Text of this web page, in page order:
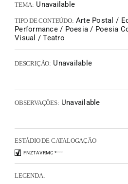
TEMA: Unavailable
TIPO DE CONTEÚDO: Arte Postal /
Performance / Poesia / Poesia
Visual / Teatro
DESCRIÇÃO: Unavailable
OBSERVAÇÕES: Unavailable
ESTÁDIO DE CATALOGAÇÃO
FNZTAVRMC ****
LEGENDA: